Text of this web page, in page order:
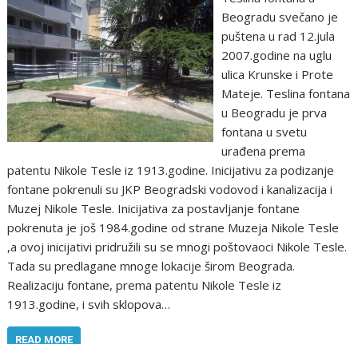
Beogradu svečano je
puštena u rad 12.jula
2007.godine na uglu
ulica Krunske i Prote
Mateje. Teslina fontana
u Beogradu je prva
fontana u svetu
urađena prema
patentu Nikole Tesle iz 1913.godine. Inicijativu za podizanje
fontane pokrenuli su JKP Beogradski vodovod i kanalizacija i
Muzej Nikole Tesle. Inicijativa za postavljanje fontane
pokrenuta je još 1984.godine od strane Muzeja Nikole Tesle
,a ovoj inicijativi pridružili su se mnogi poštovaoci Nikole Tesle.
Tada su predlagane mnoge lokacije širom Beograda.
Realizaciju fontane, prema patentu Nikole Tesle iz
1913.godine, i svih sklopova…
READ MORE